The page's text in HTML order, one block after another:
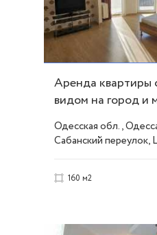
Аренда квартиры
видом на город и
Одесская обл.,
Сабанский переулок,
160 м2